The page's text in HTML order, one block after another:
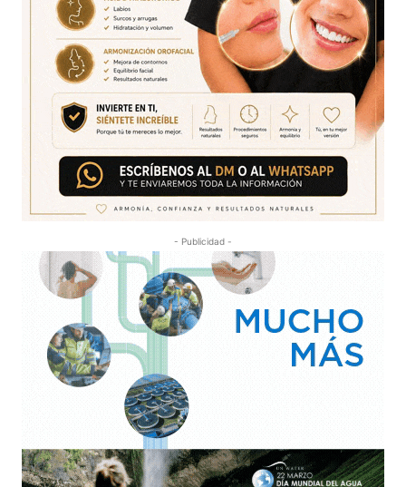
- Publicidad -